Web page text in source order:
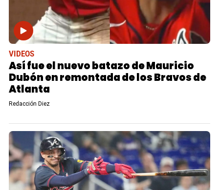
VIDEOS
Así fue el nuevo batazo de Mauricio
Dubón en remontada de los Bravos de
Atlanta
Redacción Diez